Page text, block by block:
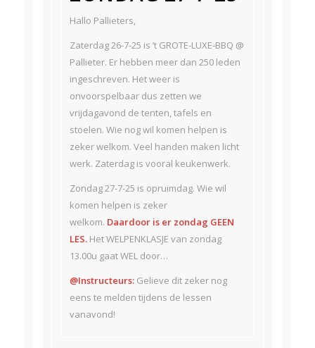
Hallo Pallieters,
Zaterdag 26-7-25 is ’t GROTE-LUXE-BBQ @
Pallieter. Er hebben meer dan 250 leden
ingeschreven. Het weer is
onvoorspelbaar dus zetten we
vrijdagavond de tenten, tafels en
stoelen. Wie nog wil komen helpen is
zeker welkom. Veel handen maken licht
werk. Zaterdag is vooral keukenwerk.
Zondag 27-7-25 is opruimdag. Wie wil
komen helpen is zeker
welkom. Daardoor is er zondag GEEN
LES.Het WELPENKLASJE van zondag
13.00u gaat WEL door…
@Instructeurs: Gelieve dit zeker nog
eens te melden tijdens de lessen
vanavond!